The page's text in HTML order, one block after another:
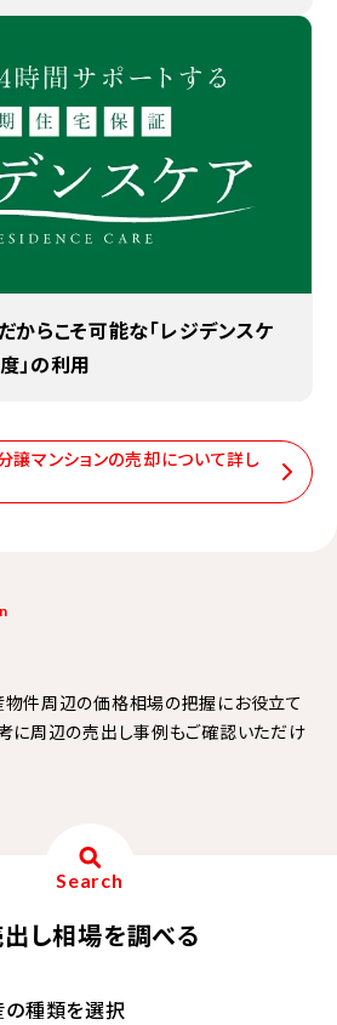
からこそ可能な「レジデンスケ
」の利用
譲マンションの売却について詳し
件周辺の価格相場の把握にお役立て
に周辺の売出し事例もご確認いただけ
Search
し相場を調べる
種類を選択